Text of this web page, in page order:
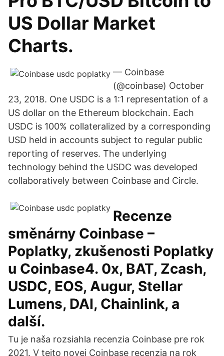
US Dollar Market
Charts.
— Coinbase
(@coinbase) October
23, 2018. One USDC is a 1:1 representation of a
US dollar on the Ethereum blockchain. Each
USDC is 100% collateralized by a corresponding
USD held in accounts subject to regular public
reporting of reserves. The underlying
technology behind the USDC was developed
collaboratively between Coinbase and Circle.
Recenze
směnárny Coinbase –
Poplatky, zkušenosti Poplatky
u Coinbase4. 0x, BAT, Zcash,
USDC, EOS, Augur, Stellar
Lumens, DAI, Chainlink, a
další.
Tu je naša rozsiahla recenzia Coinbase pre rok
2021. V tejto novej Coinbase recenzia na rok